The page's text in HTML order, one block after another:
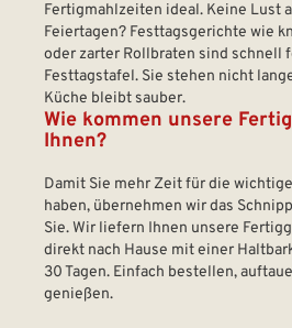
Fertigmahlzeiten ideal. Keine Lust
Feiertagen? Festtagsgerichte wie
oder zarter Rollbraten sind schnell
Festtagstafel. Sie stehen nicht
Küche bleibt sauber.
Wie kommen unsere
Ihnen?
Damit Sie mehr Zeit für die
haben, übernehmen wir das
Sie. Wir liefern Ihnen unsere
direkt nach Hause mit einer
30 Tagen. Einfach bestellen,
genießen.